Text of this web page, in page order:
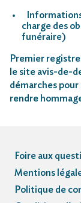
charge des
funéraire)
Premier registre
le site avis-de-
démarches
rendre
Foire aux
Mentions
Politique de